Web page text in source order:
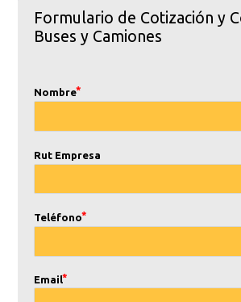
Formulario de Cotización y
Buses y Camiones
Nombre
Rut Empresa
Teléfono
Email